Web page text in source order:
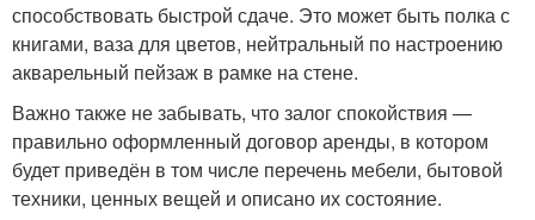
способствовать быстрой сдаче. Это может быть полка с
книгами, ваза для цветов, нейтральный по настроению
акварельный пейзаж в рамке на стене.
Важно также не забывать, что залог спокойствия —
правильно оформленный договор аренды, в котором
будет приведён в том числе перечень мебели, бытовой
техники, ценных вещей и описано их состояние.